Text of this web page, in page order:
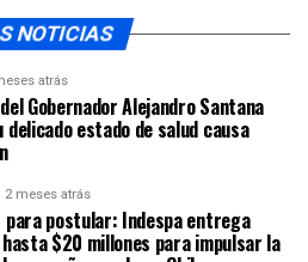
NOTICIAS
atrás
Gobernador Alejandro Santana
delicado estado de salud causa
2 meses atrás
para postular: Indespa entrega
$20 millones para impulsar la